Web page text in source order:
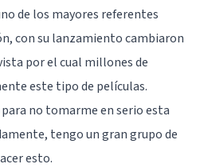
de los mayores referentes
con su lanzamiento cambiaron
por el cual millones de
este tipo de películas.
no tomarme en serio esta
tengo un gran grupo de
esto.